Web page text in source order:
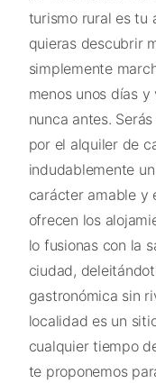
turismo rural es tu
quieras descubrir
simplemente
menos unos días
nunca antes.
por el alquiler de
indudablemente
carácter amable y
ofrecen los
lo fusionas con la
ciudad,
gastronómica sin
localidad es un
cualquier tiempo
te proponemos